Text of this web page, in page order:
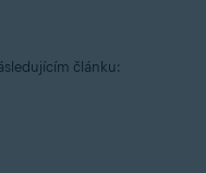
článku: